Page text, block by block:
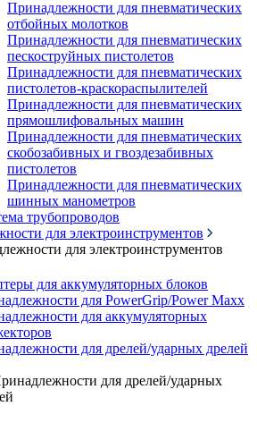
Принадлежности для пневматических
отбойных молотков
Принадлежности для пневматических
пескоструйных пистолетов
Принадлежности для пневматических
пистолетов-краскораспылителей
Принадлежности для пневматических
прямошлифовальных машин
Принадлежности для пневматических
скобозабивных и гвоздезабивных
пистолетов
Принадлежности для пневматических
шинных манометров
трубопроводов
для электроинструментов
для электроинструментов
для аккумуляторных блоков
для PowerGrip/Power Maxx
для аккумуляторных
для дрелей/ударных дрелей
для дрелей/ударных